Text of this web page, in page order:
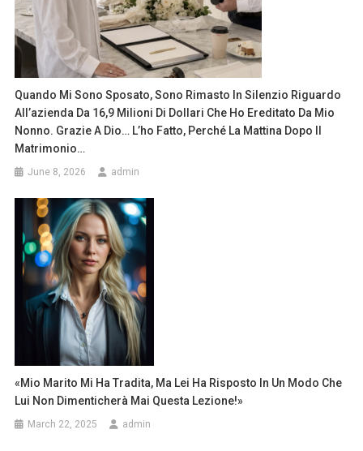
Quando Mi Sono Sposato, Sono Rimasto In Silenzio Riguardo
All’azienda Da 16,9 Milioni Di Dollari Che Ho Ereditato Da Mio
Nonno. Grazie A Dio… L’ho Fatto, Perché La Mattina Dopo Il
Matrimonio…
June 8, 2026 admin
«Mio Marito Mi Ha Tradita, Ma Lei Ha Risposto In Un Modo Che
Lui Non Dimenticherà Mai Questa Lezione!»
March 22, 2025 admin